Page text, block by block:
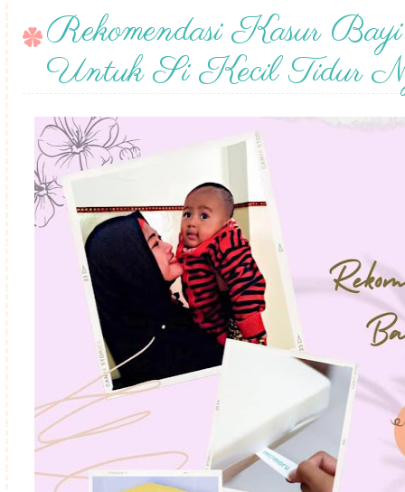
Rekomendasi Kasur
Untuk Si Kecil Tidur